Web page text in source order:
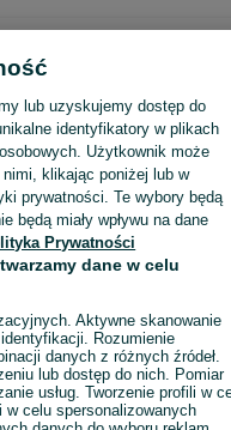
aby skontaktować się z
Wyślij wiadomość
lub uzyskujemy dostęp do
identyfikatory w plikach
Użytkownik może
klikając poniżej lub w
prywatności. Te wybory będą
będą miały wpływu na dane
Prywatności
dane w celu
Aktywne skanowanie
Rozumienie
danych z różnych źródeł.
lub dostęp do nich. Pomiar
usług. Tworzenie profili w
celu spersonalizowanych